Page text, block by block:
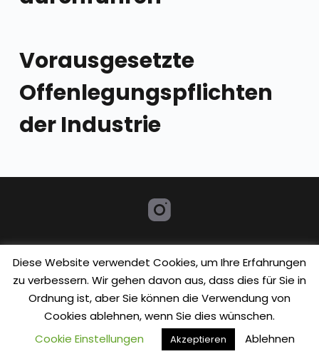
Vorausgesetzte
Offenlegungspflichten
der Industrie
BILDER DATENSCHUTZERKLÄRUNG
IMPRESSUM
KURSE
STARTSEITE TANZSTUDIO ÜBER MICH
Copyright © 2026 NDancing - created by
webnow.agency
Diese Website verwendet Cookies, um Ihre Erfahrungen
zu verbessern. Wir gehen davon aus, dass dies für Sie in
Ordnung ist, aber Sie können die Verwendung von
Cookies ablehnen, wenn Sie dies wünschen.
Cookie Einstellungen
Akzeptieren Ablehnen